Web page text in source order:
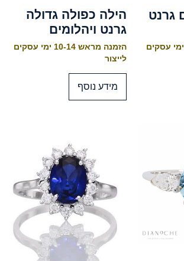
הזמנה מראש 10-14 ימי עסקים
הילה כפולה גדולה
גרנט ויהלומים
הזמנה מראש 10-14 ימי עסקים
לייצור
מידע נוסף